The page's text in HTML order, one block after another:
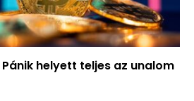
helyett teljes az unalom